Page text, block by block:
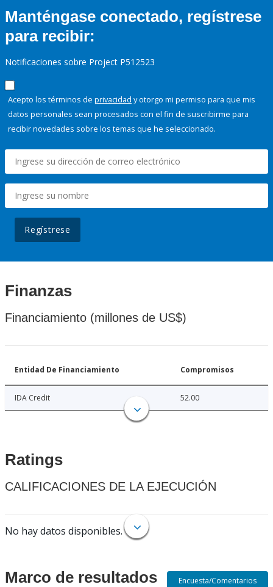
Manténgase conectado, regístrese
para recibir:
Notificaciones sobre Project P512523
Acepto los términos de privacidad y otorgo mi permiso para que mis
datos personales sean procesados con el fin de suscribirme para
recibir novedades sobre los temas que he seleccionado.
Regístrese
Finanzas
Financiamiento (millones de US$)
Entidad De Financiamiento Compromisos
IDA Credit 52.00
Ratings
CALIFICACIONES DE LA EJECUCIÓN
No hay datos disponibles.
Marco de resultados Encuesta/Comentarios